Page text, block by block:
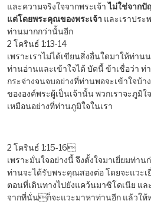
และความจริงใจจากพระเจ้าไม่ใช่จาก
แต่โดยพระคุณของพระเจ้า และเราปร
ท่านมากกว่านั้นอีก
2 โครินธ์ 1:13-14
เพราะเราไม่ได้เขียนสิ่งอื่นใดมาให้ท่าน
ท่านอ่านและเข้าใจได้ บัดนี้ ข้าเชื่อว่า ท่
กระจ่างจนจบอย่างที่ท่านพอจะเข้าใจบ้า
ขององค์พระผู้เป็นเจ้านั้น พวกเราจะภูมิ
เหมือนอย่างที่ท่านภูมิใจในเรา
2 โครินธ์ 1:15-16
เพราะมั่นใจอย่างนี้ จึงตั้งใจมาเยี่ยมท่าน
ท่านจะได้รับพระคุณสองต่อ โดยจะแวะเ
ตอนที่เดินทางไปยังแคว้นมาซิโดเนีย แล
จากที่นั่นก็จะแวะมาหาท่านอีก แล้วให้